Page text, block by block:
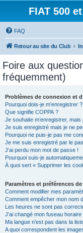
FIAT 500
FAQ
Retour au site du Club
Foire aux
fréquemment)
Problèmes de connexion et
Pourquoi dois-je m’enregistrer ?
Que signifie COPPA ?
Je souhaite m’enregistrer, mais
Je suis enregistré mais je ne
Pourquoi ne puis-je pas me
Je me suis enregistré par le
J’ai perdu mon mot de passe !
Pourquoi suis-je
À quoi sert « Supprimer les
Paramètres et préférences
Comment modifier mes
Comment empêcher mon nom
Les heures ne sont pas
J’ai changé mon fuseau
Ma langue n’est pas dans la
A quoi correspondent les